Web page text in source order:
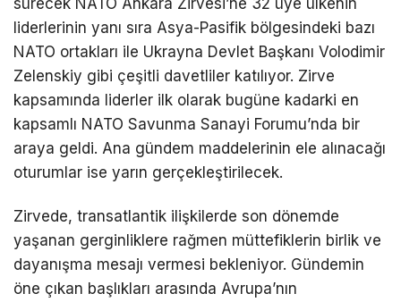
liderlerinin yanı sıra Asya-Pasifik bölgesindeki bazı
NATO ortakları ile Ukrayna Devlet Başkanı Volodimir
Zelenskiy gibi çeşitli davetliler katılıyor. Zirve
kapsamında liderler ilk olarak bugüne kadarki en
kapsamlı NATO Savunma Sanayi Forumu’nda bir
araya geldi. Ana gündem maddelerinin ele alınacağı
oturumlar ise yarın gerçekleştirilecek.
Zirvede, transatlantik ilişkilerde son dönemde
yaşanan gerginliklere rağmen müttefiklerin birlik ve
dayanışma mesajı vermesi bekleniyor. Gündemin
öne çıkan başlıkları arasında Avrupa’nın